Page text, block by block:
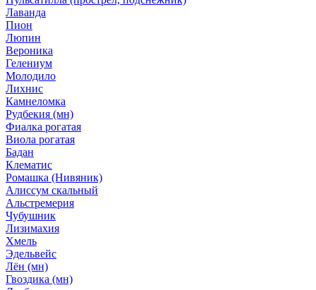
Лаванда
Пион
Люпин
Вероника
Гелениум
Молодило
Лихнис
Камнеломка
Рудбекия (мн)
Фиалка рогатая
Виола рогатая
Бадан
Клематис
Ромашка (Нивяник)
Алиссум скальный
Альстремерия
Чубушник
Лизимахия
Хмель
Эдельвейс
Лён (мн)
Гвоздика (мн)